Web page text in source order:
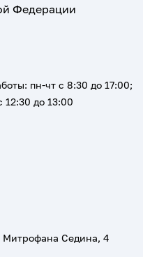
Федерации
Митрофана Седина, 4
пн-чт с 8:30 до 17:00;
12:30 до 13:00